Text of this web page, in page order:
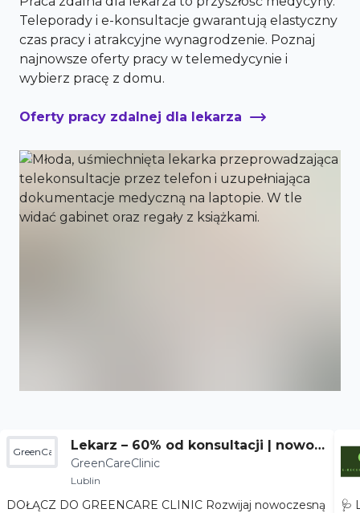
Teleporady i e-konsultacje gwarantują elastyczny
czas pracy i atrakcyjne wynagrodzenie. Poznaj
najnowsze oferty pracy w telemedycynie i
wybierz pracę z domu.
Oferty pracy zdalnej dla lekarza
GreenCareClinicLekarz – 60% od konsultacji | nowoc
zesna terapia
GreenCareClinic
Lublin
DOŁĄCZ DO GREENCARE CLINIC Rozwijaj nowoczesną
🩺